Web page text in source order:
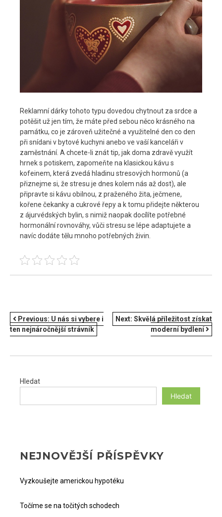
Reklamní dárky tohoto typu dovedou chytnout za srdce a
potěšit už jen tím, že máte před sebou něco krásného na
památku, co je zároveň užitečné a využitelné den co den
při snídani v bytové kuchyni anebo ve vaší kanceláři v
zaměstnání. A chcete-li znát tip, jak doma zdravě využít
hrnek s potiskem, zapomeňte na klasickou kávu s
kofeinem, která zvedá hladinu stresových hormonů (a
přiznejme si, že stresu je dnes kolem nás až dost), ale
připravte si kávu obilnou, z praženého žita, ječmene,
kořene čekanky a cukrové řepy a k tomu přidejte některou
z ájurvédských bylin, s nimiž naopak docílíte potřebné
hormonální rovnováhy, vůči stresu se lépe adaptujete a
navíc dodáte tělu mnoho potřebných živin.
NAVIGACE
PRO
Previous: U nás si vybere i
ten nejnáročnější strávník
Next: Skvělá příležitost získat
moderní bydlení
Hledat
Hledat
NEJNOVĚJŠÍ PŘÍSPĚVKY
Vyzkoušejte americkou hypotéku
Točíme se na točitých schodech